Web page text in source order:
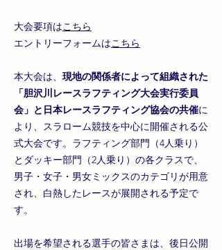
大会要項はこちら
エントリーフォームはこちら
本大会は、 現地の関係者によって組織された
「胆沢川レースラフティング大会実行委員
会」と日本レースラフティング協会の共催に
より、スラローム競技を中心に開催される公
式大会です。ラフティング部門（4人乗り）
とダッキー部門（2人乗り）の各クラスで、
男子・女子・男女ミックスのカテゴリが用意
され、白熱したレースが展開される予定で
す。
出場を希望される選手の皆さまは、後日公開